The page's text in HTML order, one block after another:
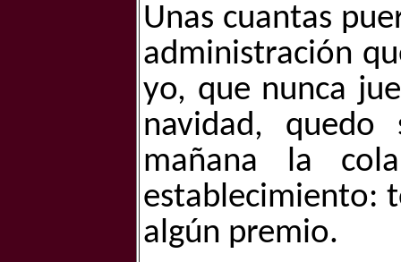
Unas cuantas
administración
yo, que nunca
navidad, quedo
mañana la
establecimiento:
algún premio.